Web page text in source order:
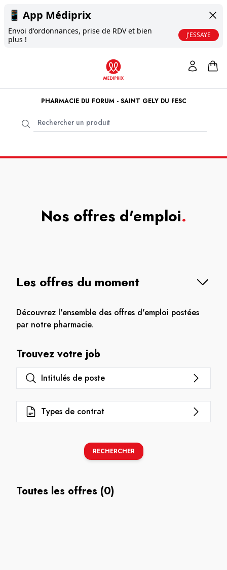
📱 App Médiprix
Envoi d'ordonnances, prise de RDV et bien
plus !
J'ESSAYE
PHARMACIE DU FORUM - SAINT GELY DU FESC
Nos offres d'emploi.
Les offres du moment
Découvrez l'ensemble des offres d'emploi postées
par notre pharmacie.
Trouvez votre job
Intitulés de poste
Types de contrat
RECHERCHER
Toutes les offres (0)